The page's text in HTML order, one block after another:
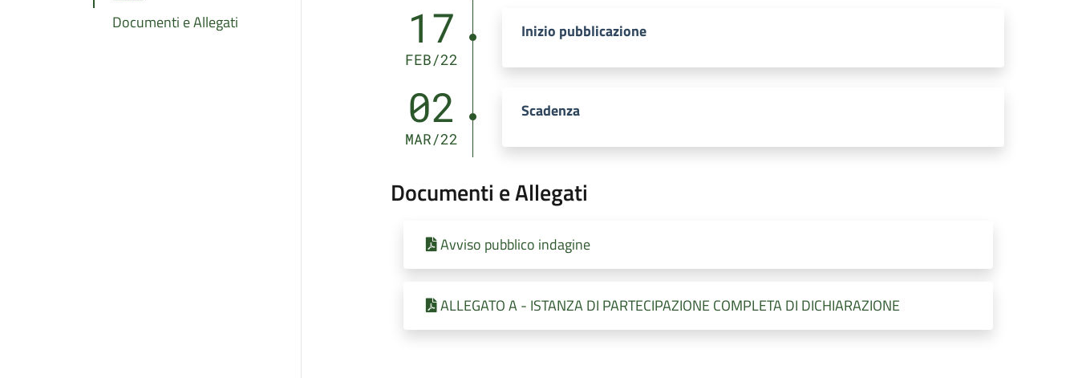
Documenti e Allegati
17
FEB/22
Inizio pubblicazione
02
MAR/22
Scadenza
Documenti e Allegati
Avviso pubblico indagine
ALLEGATO A - ISTANZA DI PARTECIPAZIONE COMPLETA DI DICHIARAZIONE